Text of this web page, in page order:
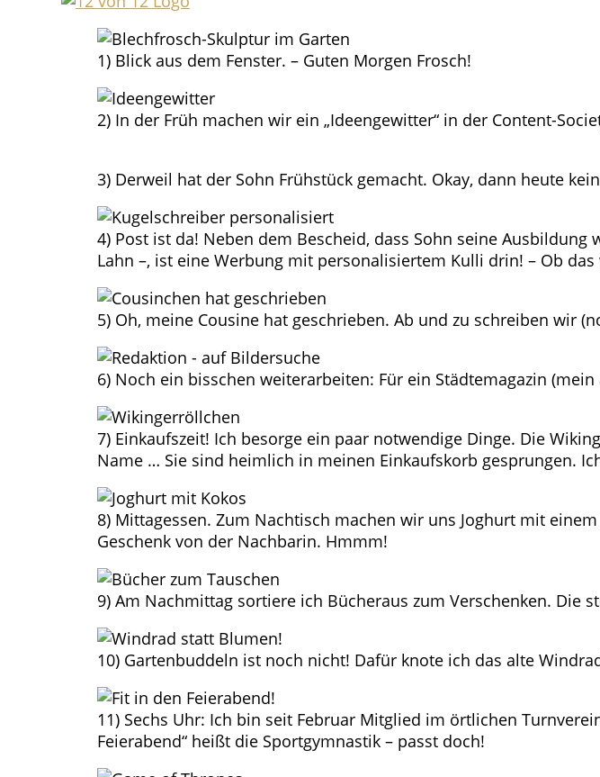
1) Blick aus dem Fenster. – Guten Morgen Frosch!
2) In der Früh machen wir ein „Ideengewitter“ in der Content-
3) Derweil hat der Sohn Frühstück gemacht. Okay, dann heute
4) Post ist da! Neben dem Bescheid, dass Sohn seine
Lahn –, ist eine Werbung mit personalisiertem Kulli drin! – Ob
5) Oh, meine Cousine hat geschrieben. Ab und zu schreiben wir
6) Noch ein bisschen weiterarbeiten: Für ein Städtemagazin
7) Einkaufszeit! Ich besorge ein paar notwendige Dinge. Die
Name … Sie sind heimlich in meinen Einkaufskorb gesprungen.
8) Mittagessen. Zum Nachtisch machen wir uns Joghurt mit
Geschenk von der Nachbarin. Hmmm!
9) Am Nachmittag sortiere ich Bücheraus zum Verschenken. Die
10) Gartenbuddeln ist noch nicht! Dafür knote ich das alte
11) Sechs Uhr: Ich bin seit Februar Mitglied im örtlichen
Feierabend“ heißt die Sportgymnastik – passt doch!